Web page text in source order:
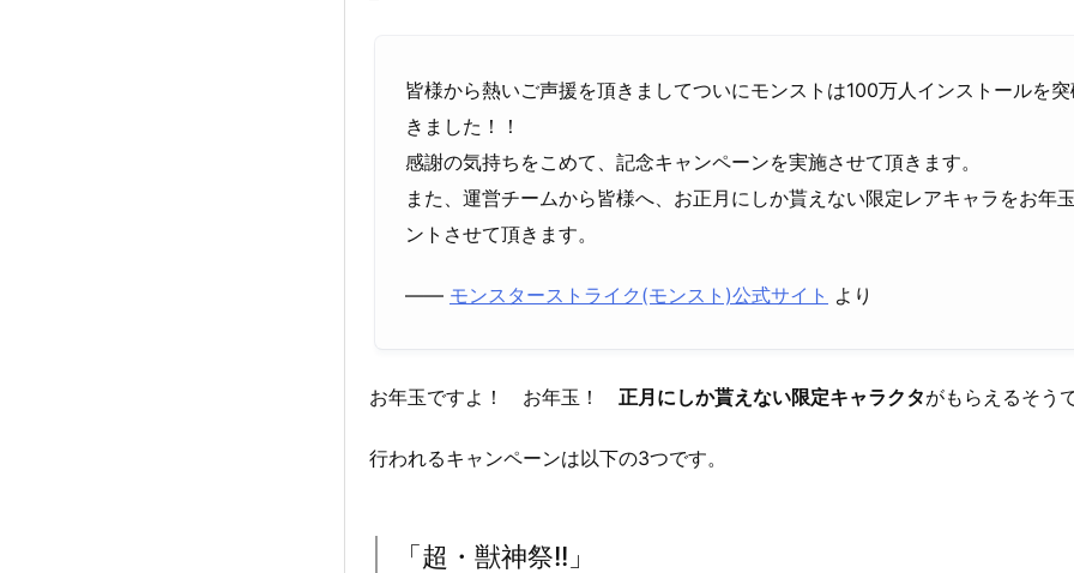
皆様から熱いご声援を頂きましてついにモンストは100万人インストールを
きました！！
感謝の気持ちをこめて、記念キャンペーンを実施させて頂きます。
また、運営チームから皆様へ、お正月にしか貰えない限定レアキャラをお年
ントさせて頂きます。
―― モンスターストライク(モンスト)公式サイト より
お年玉ですよ！ お年玉！ 正月にしか貰えない限定キャラクタがもらえるそう
行われるキャンペーンは以下の3つです。
「超・獣神祭!!」